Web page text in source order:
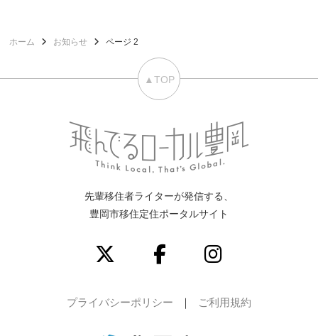
ホーム お知らせ ページ 2
先輩移住者ライターが発信する、
豊岡市移住定住ポータルサイト
プライバシーポリシー ご利用規約
▲TOP